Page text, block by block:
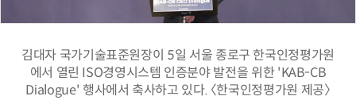
김대자 국가기술표준원장이 5일 서울 종로구 한국인정평가원
에서 열린 ISO경영시스템 인증분야 발전을 위한 'KAB-CB
Dialogue' 행사에서 축사하고 있다. 〈한국인정평가원 제공〉